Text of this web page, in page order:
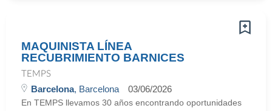
MAQUINISTA LÍNEA
RECUBRIMIENTO BARNICES
TEMPS
Barcelona, Barcelona 03/06/2026
En TEMPS llevamos 30 años encontrando oportunidades